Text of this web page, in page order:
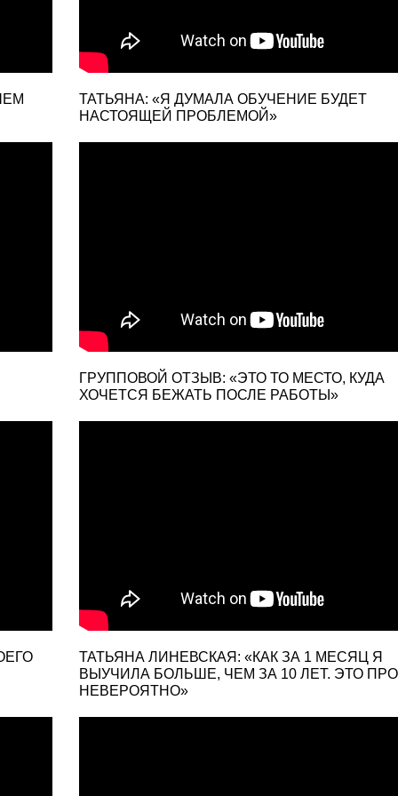
ТАТЬЯНА: «Я ДУМАЛА ОБУЧЕНИЕ БУДЕТ
НАСТОЯЩЕЙ ПРОБЛЕМОЙ»
ГРУППОВОЙ ОТЗЫВ: «ЭТО ТО МЕСТО, КУДА
ХОЧЕТСЯ БЕЖАТЬ ПОСЛЕ РАБОТЫ»
ТАТЬЯНА ЛИНЕВСКАЯ: «КАК ЗА 1 МЕСЯЦ Я
ВЫУЧИЛА БОЛЬШЕ, ЧЕМ ЗА 10 ЛЕТ. ЭТО
НЕВЕРОЯТНО»